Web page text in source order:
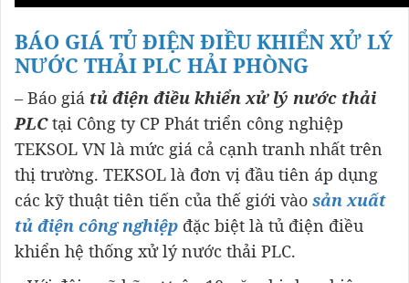
BÁO GIÁ TỦ ĐIỆN ĐIỀU KHIỂN XỬ LÝ
NƯỚC THẢI PLC HẢI PHÒNG
– Báo giá tủ điện điều khiển xử lý nước thải
PLCtại Công ty CP Phát triển công nghiệp
TEKSOL VN là mức giá cả cạnh tranh nhất trên
thị trường. TEKSOL là đơn vị đầu tiên áp dụng
các kỹ thuật tiên tiến của thế giới vào sản xuất
tủ điện công nghiệp đặc biệt là tủ điện điều
khiển hệ thống xử lý nước thải PLC.